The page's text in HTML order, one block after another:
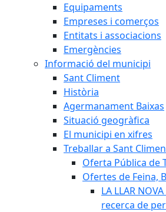
Equipaments
Empreses i comerços
Entitats i associacions
Emergències
Informació del municipi
Sant Climent
Història
Agermanament Baixas
Situació geogràfica
El municipi en xifres
Treballar a Sant
Oferta Pública de
Ofertes de Feina,
LA LLAR
recerca de